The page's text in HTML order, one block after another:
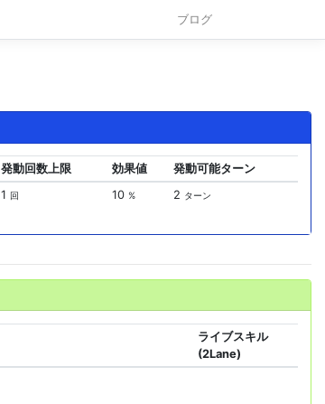
ブログ
発動回数上限 効果値
発動可能ターン
1 回 10 % 2 ターン
ライブスキル
(2Lane)